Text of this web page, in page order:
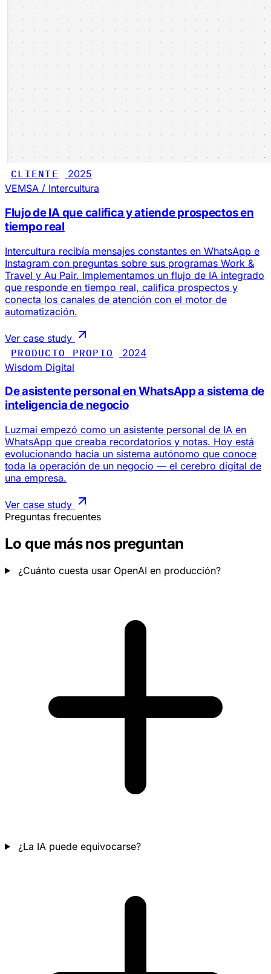
CLIENTE
2025
VEMSA / Intercultura
Flujo de IA que califica y atiende prospectos en
tiempo real
Intercultura recibía mensajes constantes en WhatsApp e
Instagram con preguntas sobre sus programas Work &
Travel y Au Pair. Implementamos un flujo de IA integrado
que responde en tiempo real, califica prospectos y
conecta los canales de atención con el motor de
automatización.
Ver case study
PRODUCTO PROPIO
2024
Wisdom Digital
De asistente personal en WhatsApp a sistema de
inteligencia de negocio
Luzmai empezó como un asistente personal de IA en
WhatsApp que creaba recordatorios y notas. Hoy está
evolucionando hacia un sistema autónomo que conoce
toda la operación de un negocio — el cerebro digital de
una empresa.
Ver case study
Preguntas frecuentes
Lo que más nos preguntan
¿Cuánto cuesta usar OpenAI en producción?
¿La IA puede equivocarse?